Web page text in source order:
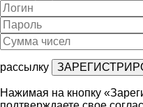
рассылку
Нажимая на кнопку